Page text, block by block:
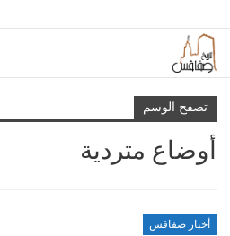
تصفح الوسم
أوضاع متردية
أخبار صفاقس